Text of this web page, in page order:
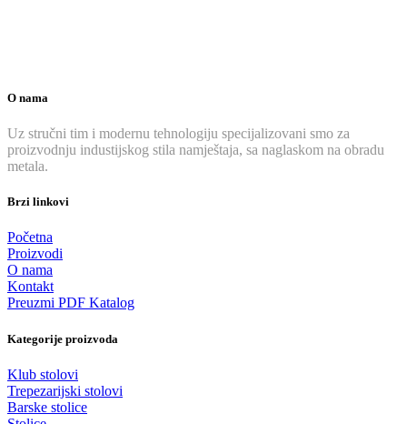
O nama
Uz stručni tim i modernu tehnologiju specijalizovani smo za
proizvodnju industijskog stila namještaja, sa naglaskom na obradu
metala.
Brzi linkovi
Početna
Proizvodi
O nama
Kontakt
Preuzmi PDF Katalog
Kategorije proizvoda
Klub stolovi
Trepezarijski stolovi
Barske stolice